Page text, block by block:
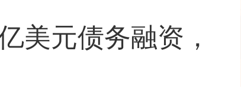
美元债务融资，